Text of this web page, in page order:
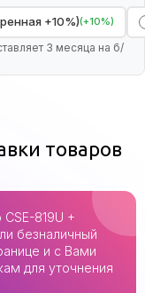
+10%)(+10%)
3 месяца на б/
товаров
819U +
безналичный
и с Вами
для уточнения